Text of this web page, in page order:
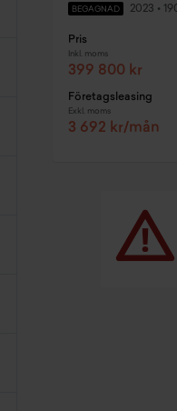
BEGAGNAD 2023 •
Pris
Inkl. moms
399 800 kr
Företagsleasing
Exkl. moms
3 692 kr/mån